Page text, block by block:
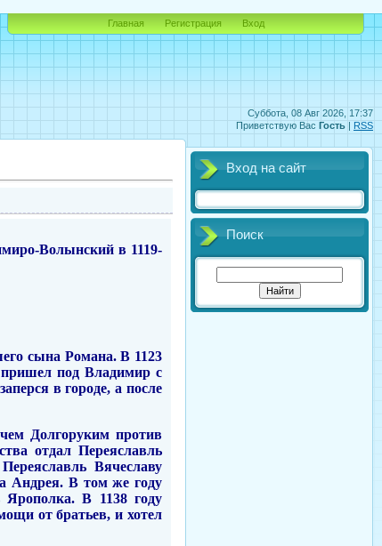
Суббота, 08 Авг 2026, 17:37
Приветствую Вас Гость | RSS
Главная Регистрация Вход
Волынский в 1119-
сына Романа. В 1123
под Владимир с
в городе, а после
Долгоруким против
отдал Переяславль
Вячеславу
Андрея. В том же году
В 1138 году
от братьев, и хотел
Вход на сайт
Поиск